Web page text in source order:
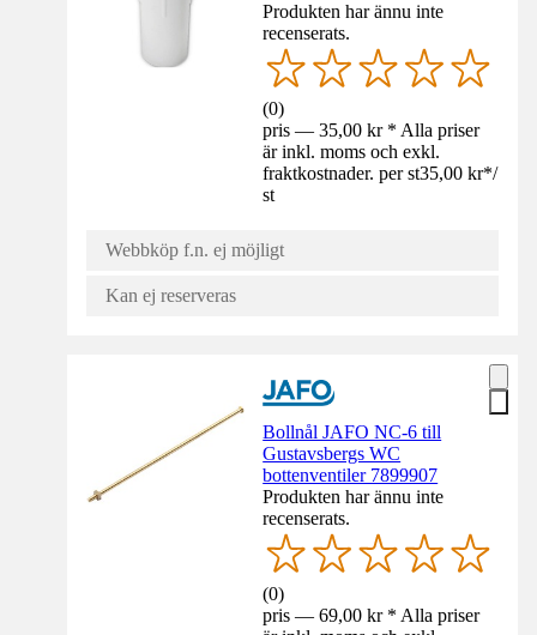
Produkten har ännu inte
recenserats.
(0)
pris — 35,00 kr * Alla priser
är inkl. moms och exkl.
fraktkostnader. per st35,00 kr*/
st
Webbköp f.n. ej möjligt
Kan ej reserveras
Bollnål JAFO NC-6 till
Gustavsbergs WC
bottenventiler 7899907
Produkten har ännu inte
recenserats.
(0)
pris — 69,00 kr * Alla priser